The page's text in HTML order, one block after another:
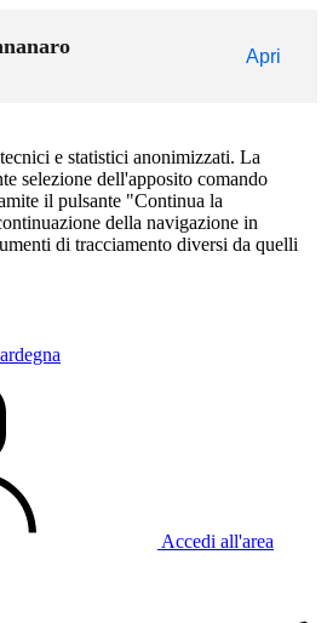
Apri
e statistici anonimizzati. La
selezione dell'apposito comando
il pulsante "Continua la
della navigazione in
di tracciamento diversi da quelli
Accedi all'area